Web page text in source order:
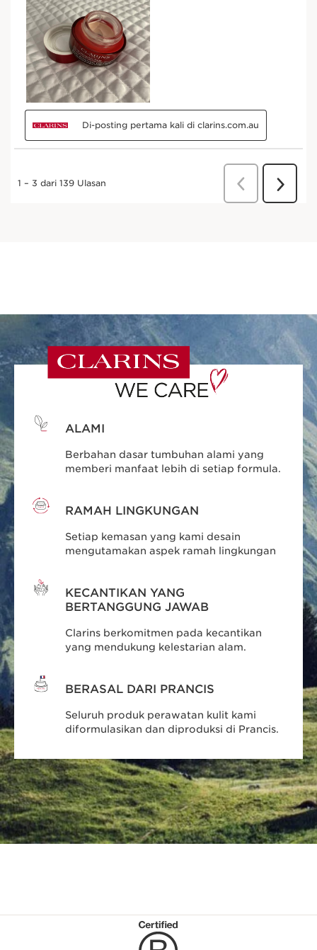
ALAMI
Berbahan dasar tumbuhan alami yang
memberi manfaat lebih di setiap formula.
RAMAH LINGKUNGAN
Setiap kemasan yang kami desain
mengutamakan aspek ramah lingkungan
KECANTIKAN YANG
BERTANGGUNG JAWAB
Clarins berkomitmen pada kecantikan
yang mendukung kelestarian alam.
BERASAL DARI PRANCIS
Seluruh produk perawatan kulit kami
diformulasikan dan diproduksi di Prancis.